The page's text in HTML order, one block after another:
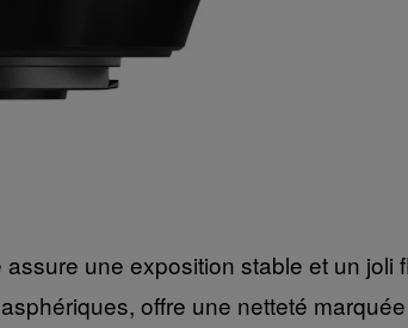
une exposition stable et un
offre une netteté